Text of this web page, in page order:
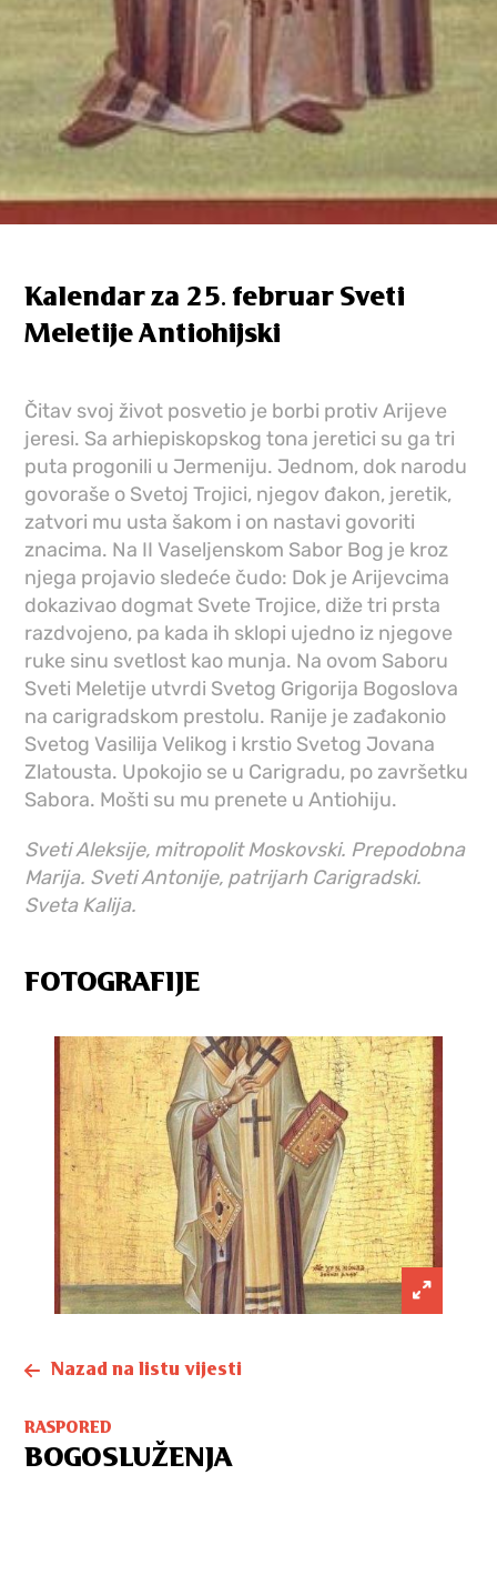
Kalendar za 25. februar Sveti
Meletije Antiohijski
Čitav svoj život posvetio je borbi protiv Arijeve
jeresi. Sa arhiepiskopskog tona jeretici su ga tri
puta progonili u Jermeniju. Jednom, dok narodu
govoraše o Svetoj Trojici, njegov đakon, jeretik,
zatvori mu usta šakom i on nastavi govoriti
znacima. Na II Vaseljenskom Sabor Bog je kroz
njega projavio sledeće čudo: Dok je Arijevcima
dokazivao dogmat Svete Trojice, diže tri prsta
razdvojeno, pa kada ih sklopi ujedno iz njegove
ruke sinu svetlost kao munja. Na ovom Saboru
Sveti Meletije utvrdi Svetog Grigorija Bogoslova
na carigradskom prestolu. Ranije je zađakonio
Svetog Vasilija Velikog i krstio Svetog Jovana
Zlatousta. Upokojio se u Carigradu, po završetku
Sabora. Mošti su mu prenete u Antiohiju.
Sveti Aleksije, mitropolit Moskovski. Prepodobna
Marija. Sveti Antonije, patrijarh Carigradski.
Sveta Kalija.
FOTOGRAFIJE
Nazad na listu vijesti
RASPORED
BOGOSLUŽENJA